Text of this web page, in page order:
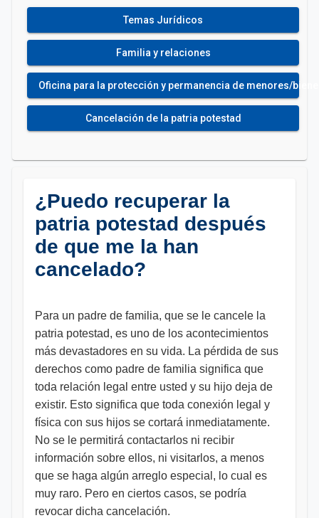
Temas Jurídicos
Familia y relaciones
Oficina para la protección y permanencia de menores/
Cancelación de la patria potestad
¿Puedo recuperar la
patria potestad después
de que me la han
cancelado?
Para un padre de familia, que se le cancele la
patria potestad, es uno de los acontecimientos
más devastadores en su vida. La pérdida de sus
derechos como padre de familia significa que
toda relación legal entre usted y su hijo deja de
existir. Esto significa que toda conexión legal y
física con sus hijos se cortará inmediatamente.
No se le permitirá contactarlos ni recibir
información sobre ellos, ni visitarlos, a menos
que se haga algún arreglo especial, lo cual es
muy raro. Pero en ciertos casos, se podría
revocar dicha cancelación.